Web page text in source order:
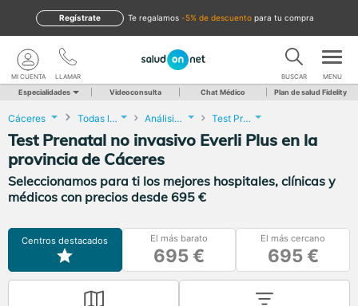
te regalamos -5% de descuento para tu compra
Regístrate
LLAMAR
MI CUENTA BUSCAR MENU
Especialidades Videoconsulta Chat Médico Plan de salud Fidelity
Cáceres Todas las localidades Análisis Clínicos Test Prenatal no invasivo Everli Plus
Test Prenatal no invasivo Everli Plus en la
provincia de Cáceres
Seleccionamos para ti los mejores hospitales, clínicas y
médicos con precios desde 695 €
Centros destacados El más barato
695 €
El más cercano
695 €